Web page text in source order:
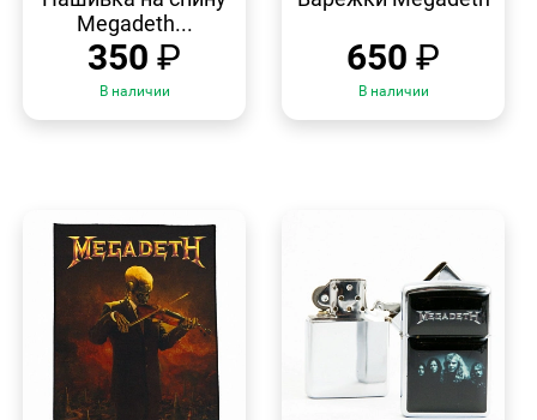
Megadeth...
350 ₽
В наличии
650 ₽
В наличии